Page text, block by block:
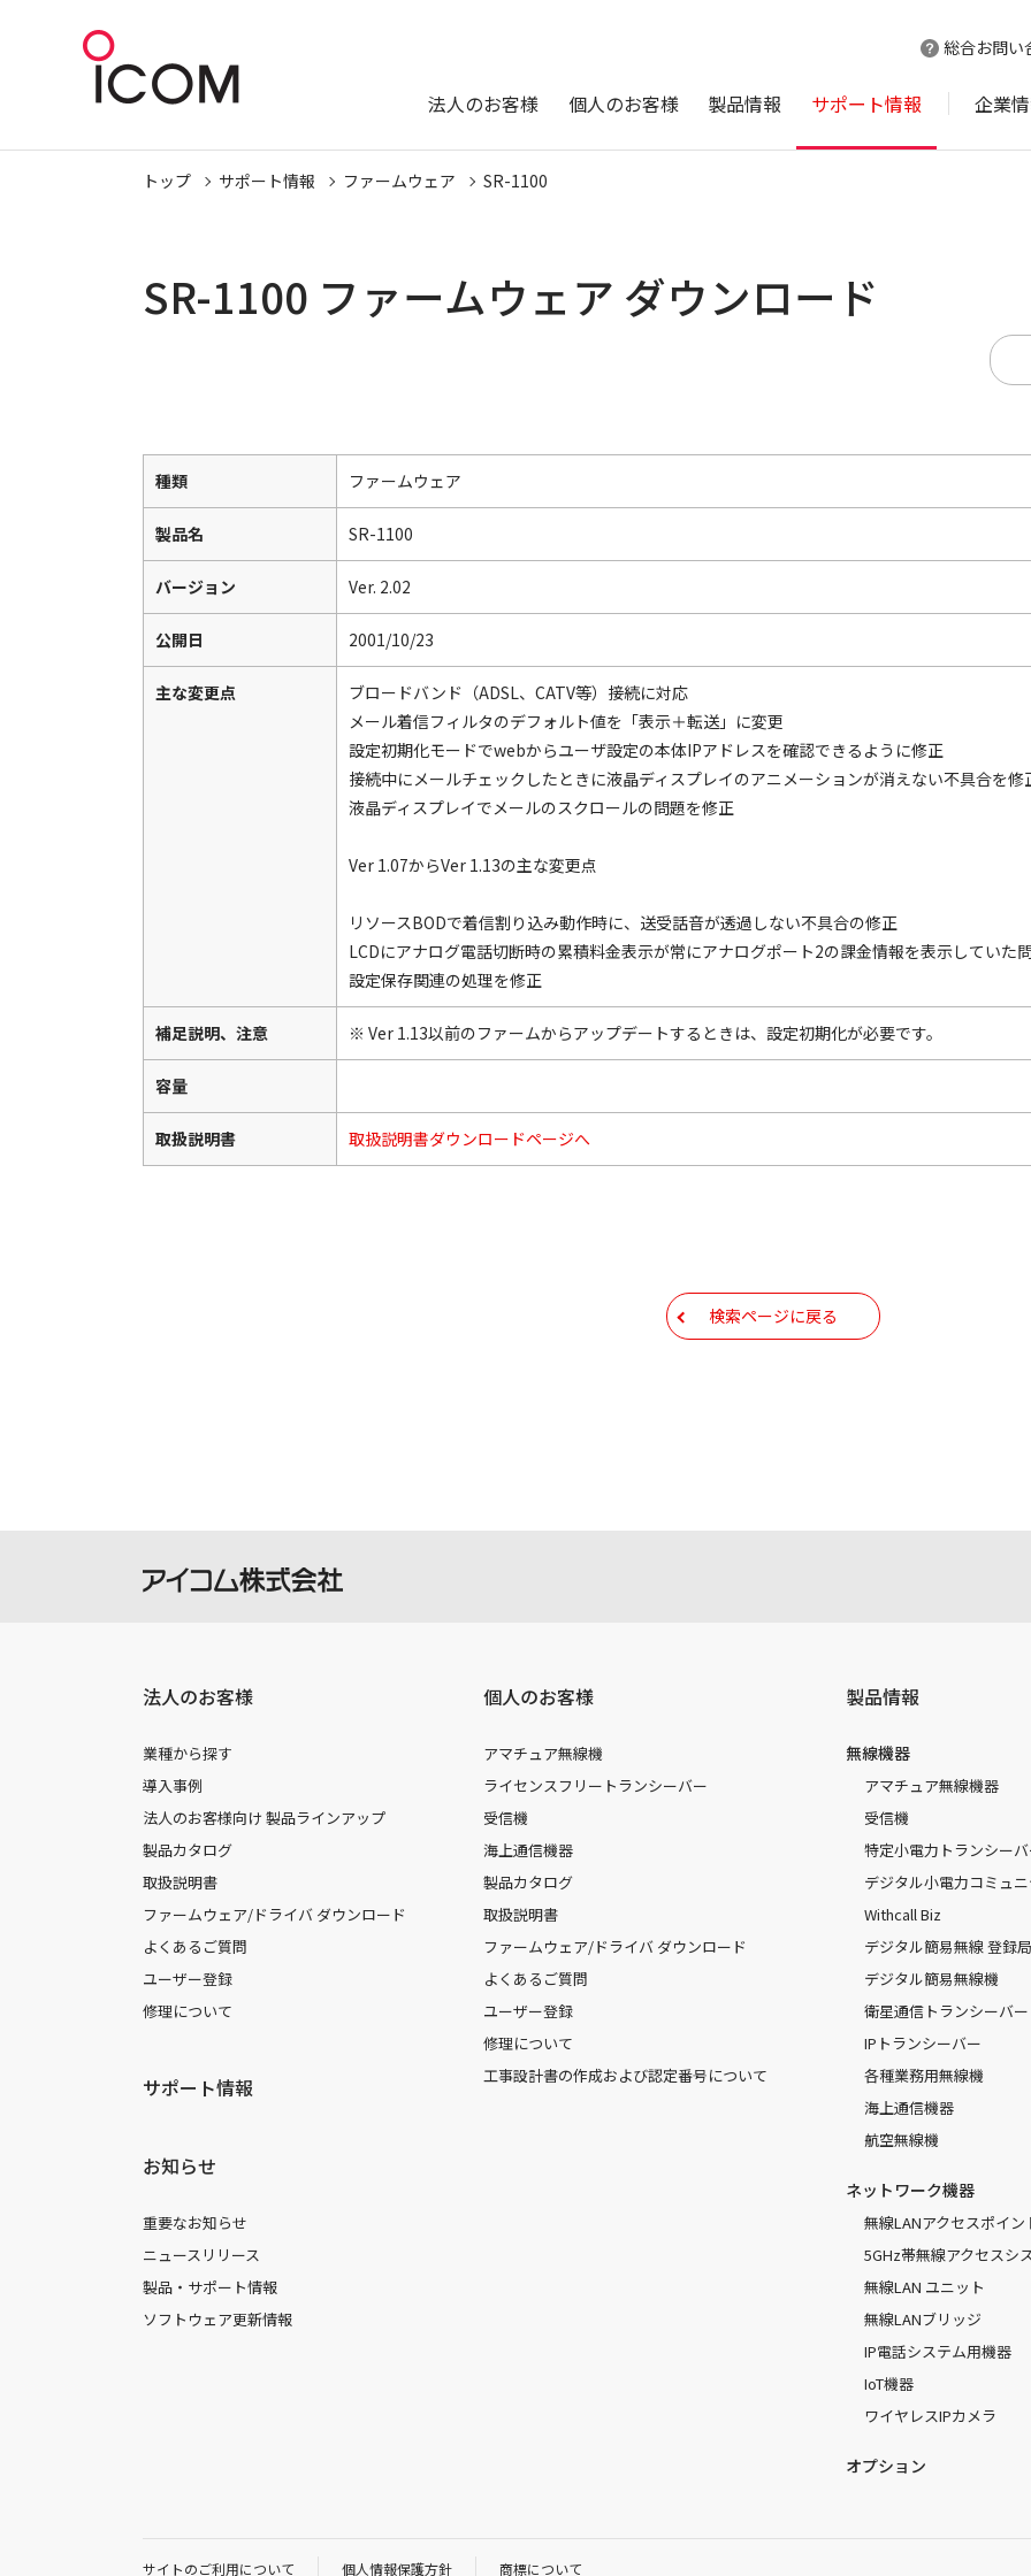
総合お問い
法人のお客様 個人のお客様 製品情報 サポート情報 企業
トップ サポート情報 ファームウェア SR-1100
SR-1100 ファームウェア ダウンロード
種類 ファームウェア
製品名 SR-1100
バージョン Ver. 2.02
公開日 2001/10/23
主な変更点
ブロードバンド（ADSL、CATV等）接続に対応
メール着信フィルタのデフォルト値を「表示＋転送」に変更
設定初期化モードでwebからユーザ設定の本体IPアドレスを確認できるように修正
接続中にメールチェックしたときに液晶ディスプレイのアニメーションが消えない不具合を修
液晶ディスプレイでメールのスクロールの問題を修正
Ver 1.07からVer 1.13の主な変更点
リソースBODで着信割り込み動作時に、送受話音が透過しない不具合の修正
LCDにアナログ電話切断時の累積料金表示が常にアナログポート2の課金情報を表示していた
設定保存関連の処理を修正
補足説明、注意 ※ Ver 1.13以前のファームからアップデートするときは、設定初期化が必要です。
容量
取扱説明書 取扱説明書ダウンロードページへ
検索ページに戻る
法人のお客様
業種から探す
導入事例
法人のお客様向け 製品ラインアップ
製品カタログ
取扱説明書
ファームウェア/ドライバ ダウンロード
よくあるご質問
ユーザー登録
修理について
サポート情報
お知らせ
重要なお知らせ
ニュースリリース
製品・サポート情報
ソフトウェア更新情報
個人のお客様
アマチュア無線機
ライセンスフリートランシーバー
受信機
海上通信機器
製品カタログ
取扱説明書
ファームウェア/ドライバ ダウンロード
よくあるご質問
ユーザー登録
修理について
工事設計書の作成および認定番号について
製品情報
無線機器
アマチュア無線機器
受信機
特定小電力トランシー
デジタル小電力コミュ
Withcall Biz
デジタル簡易無線 登録
デジタル簡易無線機
衛星通信トランシーバー
IPトランシーバー
各種業務用無線機
海上通信機器
航空無線機
ネットワーク機器
無線LANアクセスポイン
5GHz帯無線アクセスシ
無線LAN ユニット
無線LANブリッジ
IP電話システム用機器
IoT機器
ワイヤレスIPカメラ
オプション
サイトのご利用について 個人情報保護方針 商標について